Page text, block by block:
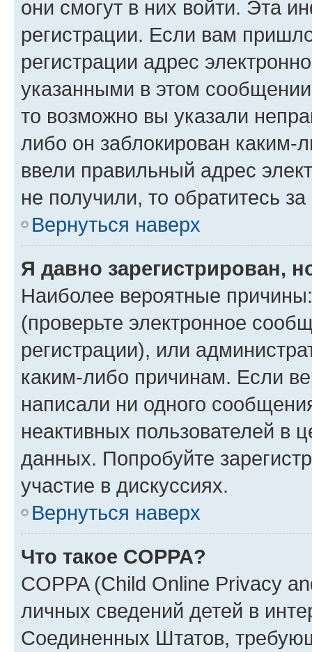
они смогут в них войти. Эта
регистрации. Если вам
регистрации адрес
указанными в этом
то возможно вы указали
либо он заблокирован
ввели правильный адрес
не получили, то обратитесь
Вернуться наверх
Я давно зарегистрирован,
Наиболее вероятные
(проверьте электронное
регистрации), или
каким-либо причинам. Если
написали ни одного
неактивных пользователей в
данных. Попробуйте
участие в дискуссиях.
Вернуться наверх
Что такое COPPA?
COPPA (Child Online Privacy
личных сведений детей в
Соединенных Штатов,